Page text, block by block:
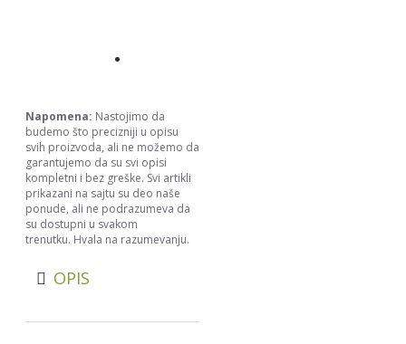
Napomena: Nastojimo da
budemo što precizniji u opisu
svih proizvoda, ali ne možemo da
garantujemo da su svi opisi
kompletni i bez greške. Svi artikli
prikazani na sajtu su deo naše
ponude, ali ne podrazumeva da
su dostupni u svakom
trenutku. Hvala na razumevanju.
OPIS